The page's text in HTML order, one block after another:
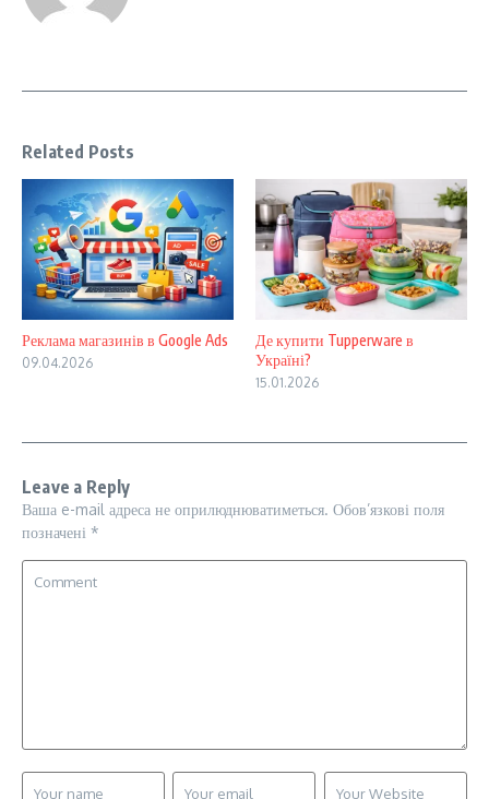
Related Posts
Реклама магазинів в Google Ads
09.04.2026
Де купити Tupperware в
Україні?
15.01.2026
Leave a Reply
Ваша e-mail адреса не оприлюднюватиметься. Обов’язкові поля
позначені *